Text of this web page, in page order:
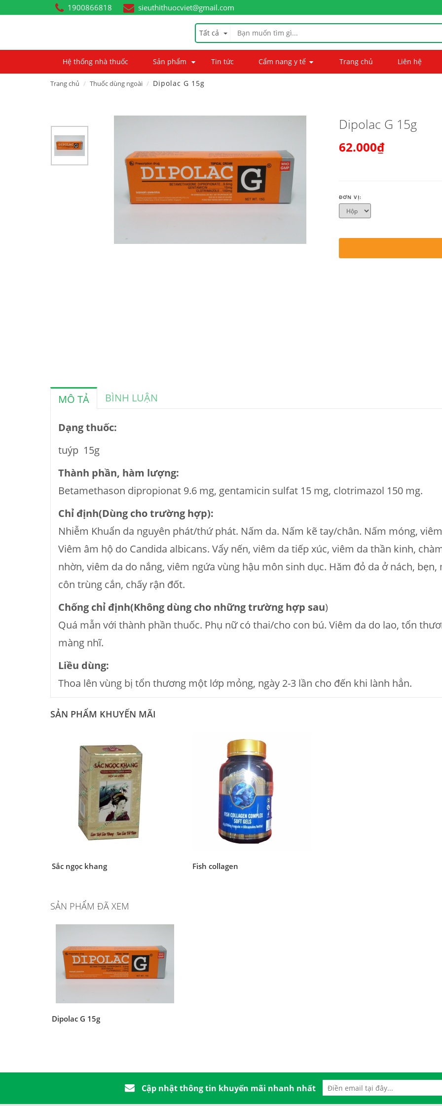
1900866818 sieuthithuocviet@gmail.com
Tất cả
Hệ thống nhà thuốc Sản phẩm Tin tức Cẩm nang y tế Trang chủ Liên hệ
Trang chủ Thuốc dùng ngoài Dipolac G 15g
Dipolac G 15g
62.000₫
ĐƠN VỊ:
MÔ TẢ BÌNH LUẬN
Dạng thuốc:
tuýp 15g
Thành phần, hàm lượng:
Betamethason dipropionat 9.6 mg, gentamicin sulfat 15 mg, clotrimazol 150 mg.
Chỉ định(Dùng cho trường hợp):
Nhiễm Khuẩn da nguyên phát/thứ phát. Nấm da. Nấm kẽ tay/chân. Nấm móng,
Viêm âm hộ do Candida albicans. Vẩy nến, viêm da tiếp xúc, viêm da thần kinh,
nhờn, viêm da do nắng, viêm ngứa vùng hậu môn sinh dục. Hăm đỏ da ở nách, bẹn,
côn trùng cắn, chấy rận đốt.
Chống chỉ định(Không dùng cho những trường hợp sau)
Quá mẫn với thành phần thuốc. Phụ nữ có thai/cho con bú. Viêm da do lao, tổn
màng nhĩ.
Liều dùng:
Thoa lên vùng bị tổn thương một lớp mỏng, ngày 2-3 lần cho đến khi lành hẳn.
SẢN PHẨM KHUYẾN MÃI
Sắc ngọc khang Fish collagen
SẢN PHẨM ĐÃ XEM
Dipolac G 15g
Cập nhật thông tin khuyến mãi nhanh nhất